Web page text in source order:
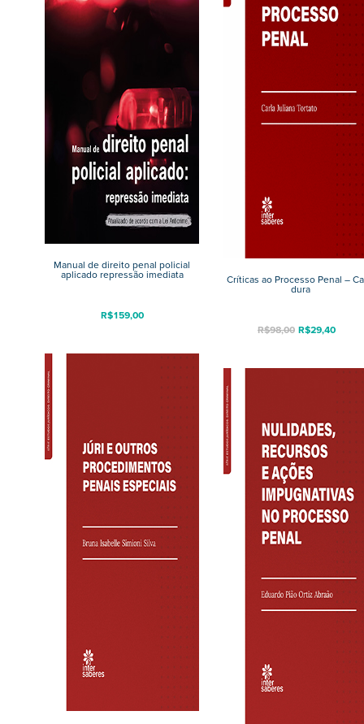
Manual de direito penal policial
aplicado repressão imediata
R$159,00
Críticas ao Processo Penal –
dura
R$98,00 R$29,40